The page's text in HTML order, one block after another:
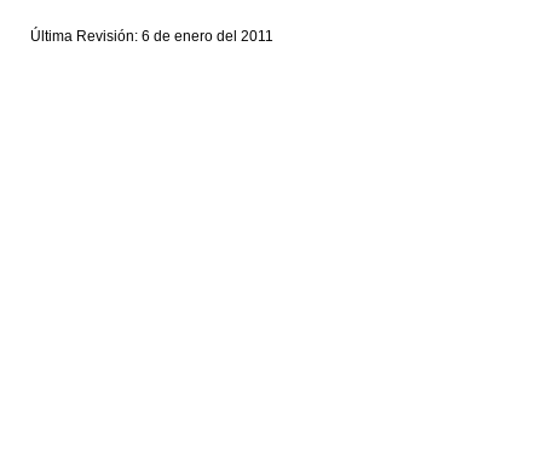
Última Revisión: 6 de enero del 2011